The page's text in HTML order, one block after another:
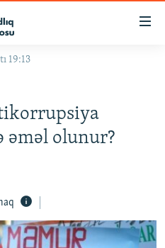
19:13
əməl olunur?